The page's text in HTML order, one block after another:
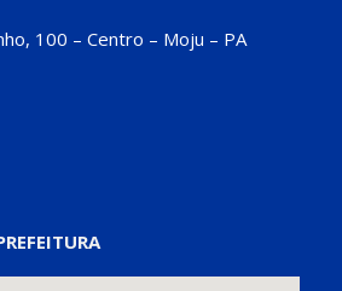
100 – Centro – Moju – PA